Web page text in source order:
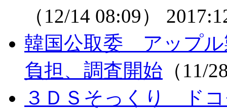
（12/14 08:09）
韓国公取委 アップル
負担、調査開始 （11/
３ＤＳそっくり ドコ